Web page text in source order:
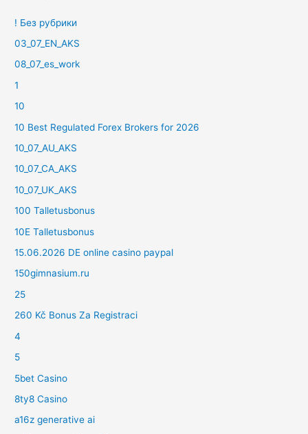
! Без рубрики
03_07_EN_AKS
08_07_es_work
1
10
10 Best Regulated Forex Brokers for 2026
10_07_AU_AKS
10_07_CA_AKS
10_07_UK_AKS
100 Talletusbonus
10E Talletusbonus
15.06.2026 DE online casino paypal
150gimnasium.ru
25
260 Kč Bonus Za Registraci
4
5
5bet Casino
8ty8 Casino
a16z generative ai